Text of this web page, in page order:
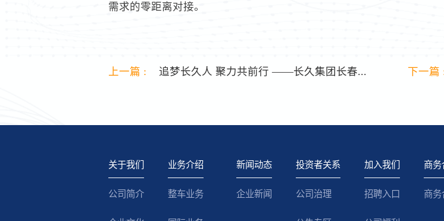
需求的零距离对接。
上一篇 : 追梦长久人 聚力共前行 ——长久集团长春... 下一篇
关于我们
公司简介
业务介绍
整车业务
新闻动态
企业新闻
投资者关系
公司治理
加入我们
招聘入口
商务
商务